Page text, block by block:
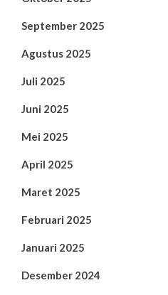
September 2025
Agustus 2025
Juli 2025
Juni 2025
Mei 2025
April 2025
Maret 2025
Februari 2025
Januari 2025
Desember 2024